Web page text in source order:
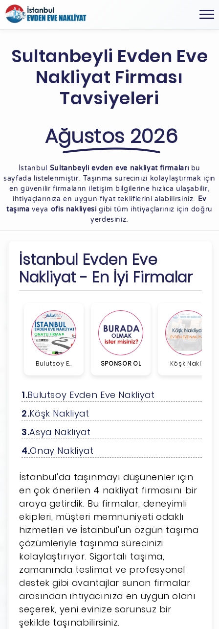
Sultanbeyli Evden Eve
Nakliyat Firması
Tavsiyeleri
Ağustos 2026
İstanbul Sultanbeyli evden eve nakliyat firmaları bu
sayfada listelenmiştir. Taşınma sürecinizi kolaylaştırmak için
en güvenilir firmaların iletişim bilgilerine hızlıca ulaşabilir,
ihtiyaçlarınıza en uygun fiyat tekliflerini alabilirsiniz. Ev
taşıma veya ofis nakliyesi gibi tüm ihtiyaçlarınız için doğru
yerdesiniz.
İstanbul Evden Eve
Nakliyat - En İyi Firmalar
Bulutsoy E... SPONSOR OL Köşk Nakli...
Bulutsoy Evden Eve Nakliyat
Köşk Nakliyat
Asya Nakliyat
Onay Nakliyat
İstanbul'da taşınmayı düşünenler için
en çok önerilen 4 nakliyat firmasını bir
araya getirdik. Bu firmalar, deneyimli
ekipleri, müşteri memnuniyeti odaklı
hizmetleri ve İstanbul'un özgün taşıma
çözümleriyle taşınma sürecinizi
kolaylaştırıyor. Sigortalı taşıma,
zamanında teslimat ve profesyonel
destek gibi avantajlar sunan firmalar
arasından ihtiyacınıza en uygun olanı
seçerek, yeni evinize sorunsuz bir
şekilde taşınabilirsiniz.